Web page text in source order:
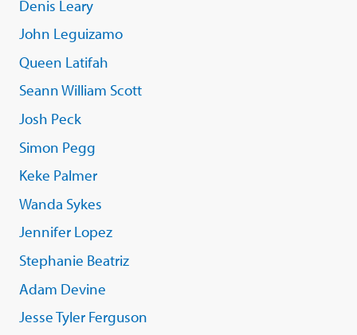
Denis Leary
John Leguizamo
Queen Latifah
Seann William Scott
Josh Peck
Simon Pegg
Keke Palmer
Wanda Sykes
Jennifer Lopez
Stephanie Beatriz
Adam Devine
Jesse Tyler Ferguson